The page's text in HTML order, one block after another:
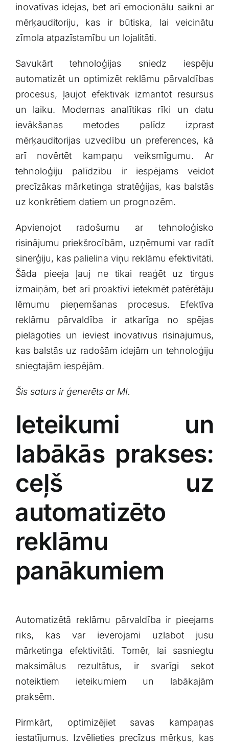
inovatīvas idejas,⁤ bet arī⁣ emocionālu saikni ar​
mērķauditoriju, ​kas ir būtiska,‌ lai veicinātu
zīmola atpazīstamību un lojalitāti.
Savukārt​ tehnoloģijas sniedz iespēju‍
automatizēt un optimizēt reklāmu pārvaldības
procesus, ļaujot efektīvāk izmantot resursus
un laiku. Modernas​ analītikas rīki un datu
ievākšanas metodes palīdz izprast
mērķauditorijas ​uzvedību un ‍preferences,‌ kā
arī novērtēt⁢ kampaņu veiksmīgumu. Ar
‍tehnoloģiju ‌palīdzību ir iespējams veidot
precīzākas mārketinga⁣ stratēģijas, kas balstās
uz ⁢konkrētiem ⁣datiem un prognozēm.
Apvienojot radošumu ⁣ar tehnoloģisko
risinājumu priekšrocībām, uzņēmumi ‍var radīt
sinerģiju, kas palielina viņu‍ reklāmu efektivitāti.‍
Šāda pieeja ļauj ne tikai reaģēt​ uz tirgus
izmaiņām,⁣ bet⁤ arī proaktīvi ietekmēt​ patērētāju⁣
lēmumu pieņemšanas procesus. Efektīva
⁤reklāmu‌ pārvaldība ⁤ir atkarīga no spējas
pielāgoties un ⁢ieviest inovatīvus risinājumus,
kas​ balstās uz radošām idejām un⁤ tehnoloģiju
sniegtajām‍ iespējām.
Šis saturs ⁣ir ģenerēts ar MI.
Ieteikumi un
labākās prakses:⁣
ceļš uz
⁣automatizēto
reklāmu
panākumiem
Automatizētā reklāmu pārvaldība ir pieejams
rīks, kas var ievērojami uzlabot jūsu
‌mārketinga efektivitāti. Tomēr,‍ lai sasniegtu‍
maksimālus rezultātus,‍ ir svarīgi⁣ sekot⁣
noteiktiem ieteikumiem ​un labākajām
⁢praksēm. ⁤
Pirmkārt, optimizējiet savas kampaņas
iestatījumus. Izvēlieties precīzus mērķus, kas